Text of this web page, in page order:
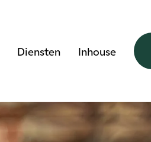
Diensten Inhouse